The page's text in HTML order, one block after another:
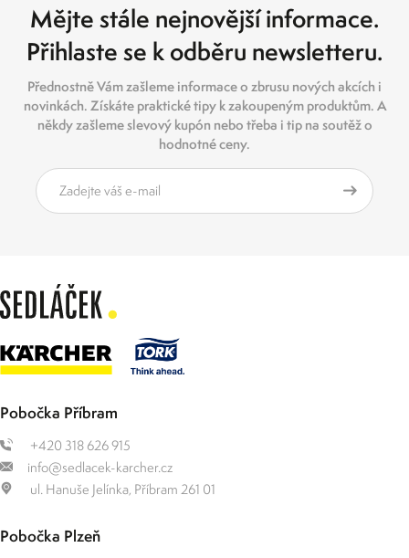
Mějte stále nejnovější informace.
Přihlaste se k odběru newsletteru.
Přednostně Vám zašleme informace o zbrusu nových akcích i
novinkách. Získáte praktické tipy k zakoupeným produktům. A
někdy zašleme slevový kupón nebo třeba i tip na soutěž o
hodnotné ceny.
Pobočka Příbram
+420 318 626 915
info@sedlacek-karcher.cz
ul. Hanuše Jelínka, Příbram 261 01
Pobočka Plzeň